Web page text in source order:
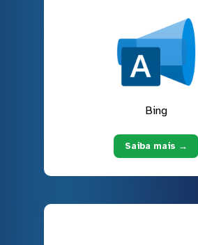
Bing
Saiba mais →